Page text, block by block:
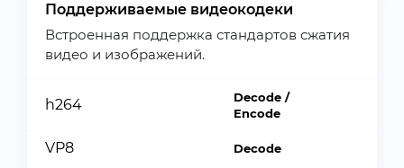
Поддерживаемые видеокодеки
Встроенная поддержка стандартов сжатия
видео и изображений.
h264
Decode /
Encode
VP8 Decode